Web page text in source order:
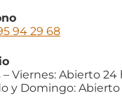
94 29 68
– Viernes: Abierto 24
y Domingo: Abierto